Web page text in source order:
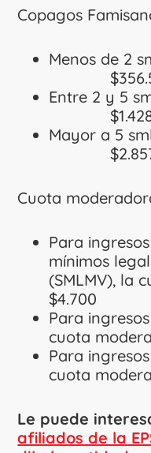
Copagos
Menos de 2
Entre 2 y 5
Mayor a 5
Cuota
Para
mínimos
(SMLMV), la
$4.700
Para
cuota
Para
cuota
Le puede
afiliados de la